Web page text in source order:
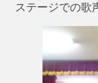
ステージでの歌